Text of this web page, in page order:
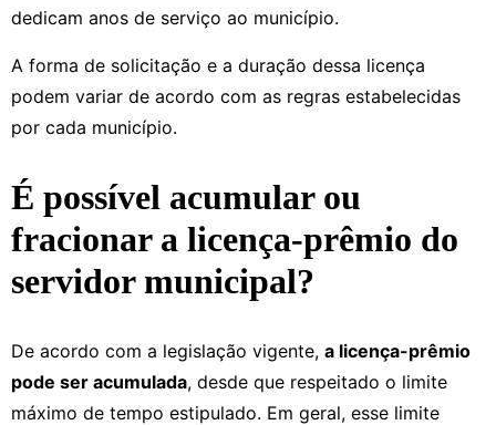
dedicam anos de serviço ao município.
A forma de solicitação e a duração dessa licença
podem variar de acordo com as regras estabelecidas
por cada município.
É possível acumular ou
fracionar a licença-prêmio do
servidor municipal?
De acordo com a legislação vigente, a licença-prêmio
pode ser acumulada, desde que respeitado o limite
máximo de tempo estipulado. Em geral, esse limite